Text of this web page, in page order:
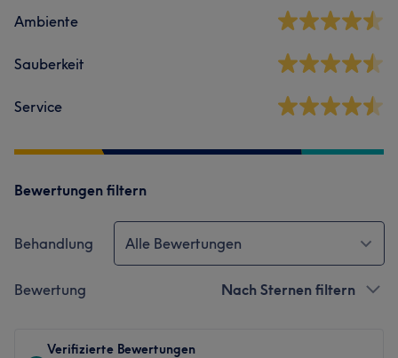
Ambiente
Sauberkeit
Service
Bewertungen filtern
Behandlung Alle Bewertungen
Bewertung Nach Sternen filtern
Verifizierte Bewertungen